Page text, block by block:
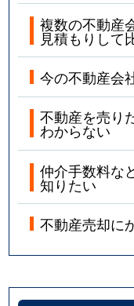
複数の不動産
見積もりして
今の不動産会
不動産を売り
わからない
仲介手数料な
知りたい
不動産売却に